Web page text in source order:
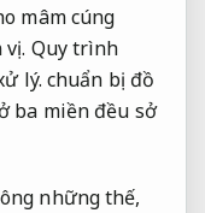
mâm cúng
Quy trình
lý. chuẩn bị đồ
ba miền đều sở
những thế,